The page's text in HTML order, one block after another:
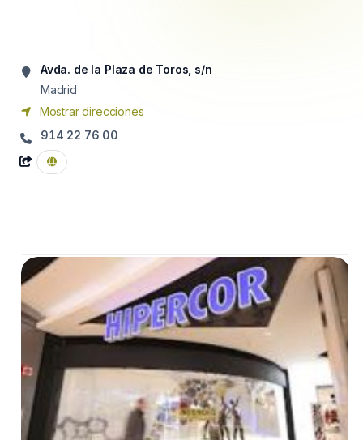
Avda. de la Plaza de Toros, s/n
Madrid
Mostrar direcciones
914 22 76 00